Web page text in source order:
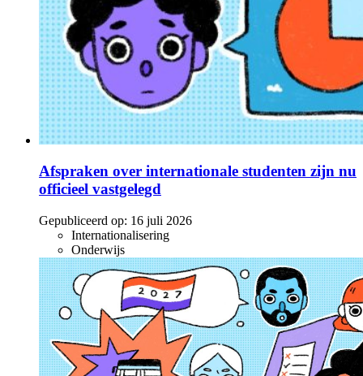
Afspraken over internationale studenten zijn nu
officieel vastgelegd
Gepubliceerd op: 16 juli 2026
Internationalisering
Onderwijs